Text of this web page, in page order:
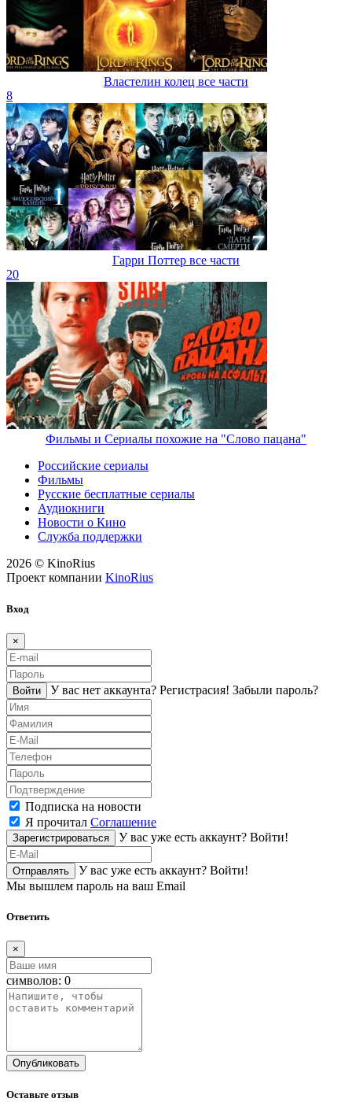
Властелин колец все части
8
Гарри Поттер все части
20
Фильмы и Сериалы похожие на "Слово пацана"
Российские сериалы
Фильмы
Русские бесплатные сериалы
Аудиокниги
Новости о Кино
Служба поддержки
2026 © KinoRius
Проект компании KinoRius
Вход
×
Войти У вас нет аккаунта? Регистраcия! Забыли пароль?
Подписка на новости
Я прочитал Соглашение
Зарегистрироваться У вас уже есть аккаунт? Войти!
Отправлять У вас уже есть аккаунт? Войти!
Мы вышлем пароль на ваш Email
Ответить
×
символов: 0
Опубликовать
Оставьте отзыв